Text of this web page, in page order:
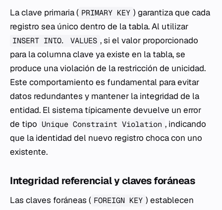
La clave primaria ( PRIMARY KEY ) garantiza que cada
registro sea único dentro de la tabla. Al utilizar
INSERT INTO... VALUES , si el valor proporcionado
para la columna clave ya existe en la tabla, se
produce una violación de la restricción de unicidad.
Este comportamiento es fundamental para evitar
datos redundantes y mantener la integridad de la
entidad. El sistema típicamente devuelve un error
de tipo Unique Constraint Violation , indicando
que la identidad del nuevo registro choca con uno
existente.
Integridad referencial y claves foráneas
Las claves foráneas ( FOREIGN KEY ) establecen